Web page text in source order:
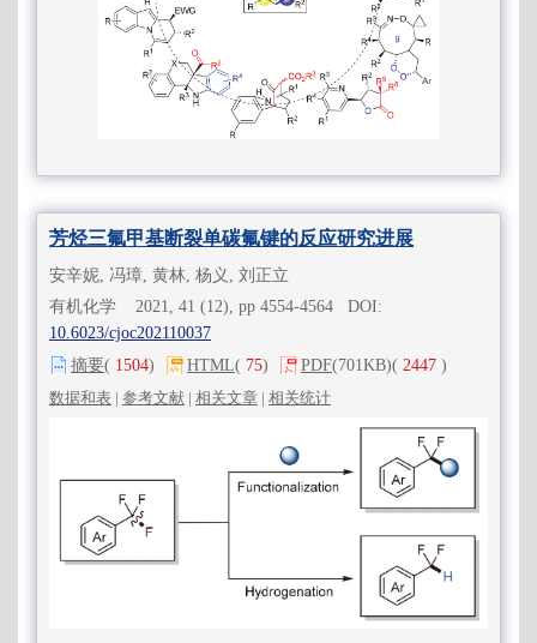
芳烃三氟甲基断裂单碳氟键的反应研究进展
安辛妮, 冯璋, 黄林, 杨义, 刘正立
有机化学 2021, 41 (12), pp 4554-4564 DOI:
10.6023/cjoc202110037
摘要( 1504) HTML( 75) PDF(701KB)( 2447 )
数据和表 | 参考文献 | 相关文章 | 相关统计